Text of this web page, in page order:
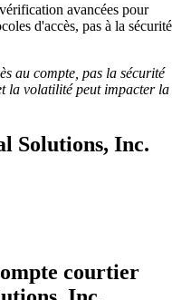
avancées pour
d'accès, pas à la sécurité
au compte, pas la sécurité
la volatilité peut impacter la
Solutions, Inc.
courtier